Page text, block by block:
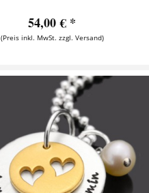
54,00 € *
(Preis inkl. MwSt. zzgl. Versand)